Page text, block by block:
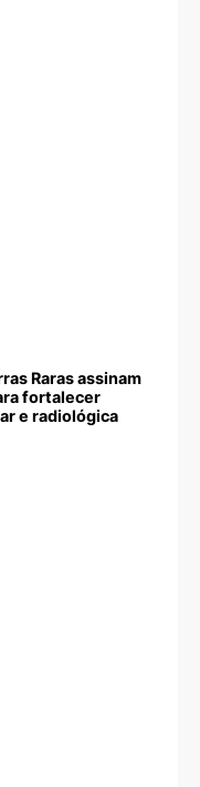
Raras assinam
fortalecer
e radiológica